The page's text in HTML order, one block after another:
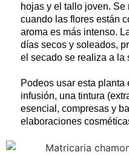
hojas y el tallo joven. Se
cuando las flores están
aroma es más intenso.
días secos y soleados,
el secado se realiza a la
Podeos usar esta planta
infusión, una tintura
esencial, compresas y
elaboraciones